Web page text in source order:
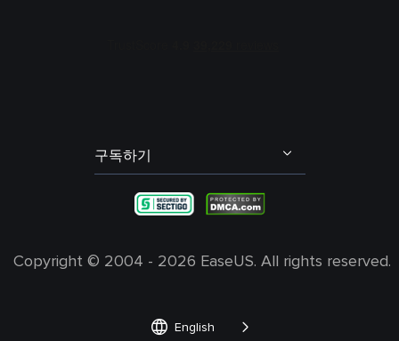
발로란트 보이스 체인저
그린치 보이스 체인저
불편 사항 및 피드백
구독하기
Copyright © 2004 - 2026 EaseUS. All rights reserved.
 English 